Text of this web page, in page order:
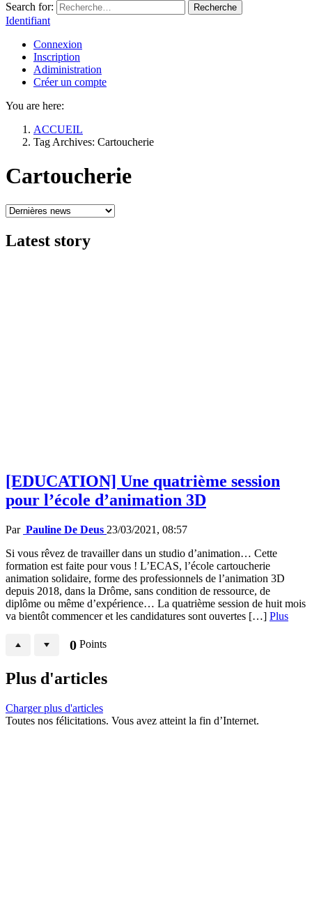
Search for:
Recherche
Identifiant
Connexion
Inscription
Adiministration
Créer un compte
You are here:
ACCUEIL
Tag Archives: Cartoucherie
Cartoucherie
Latest story
[EDUCATION] Une quatrième session
pour l’école d’animation 3D
Par Pauline De Deus 23/03/2021, 08:57
Si vous rêvez de travailler dans un studio d’animation… Cette
formation est faite pour vous ! L’ECAS, l’école cartoucherie
animation solidaire, forme des professionnels de l’animation 3D
depuis 2018, dans la Drôme, sans condition de ressource, de
diplôme ou même d’expérience… La quatrième session de huit mois
va bientôt commencer et les candidatures sont ouvertes […] Plus
0 Points
Plus d'articles
Charger plus d'articles
Toutes nos félicitations. Vous avez atteint la fin d’Internet.